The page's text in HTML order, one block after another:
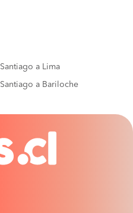
Santiago a Lima
Santiago a Bariloche